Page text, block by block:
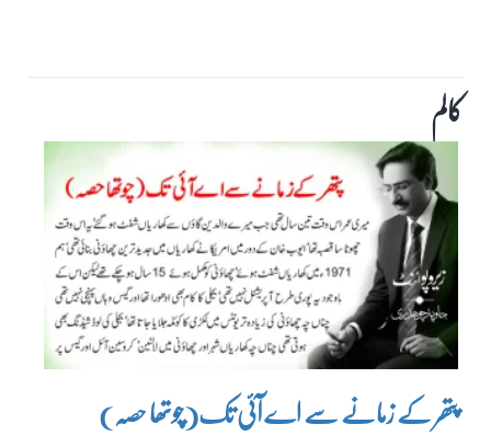
کالم
پتھر کے زمانے سے اے آئی تک(چوتھا حصہ)